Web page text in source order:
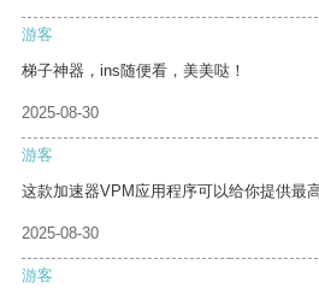
游客
梯子神器，ins随便看，美美哒！
2025-08-30
游客
这款加速器VPM应用程序可以给你提供最
2025-08-30
游客